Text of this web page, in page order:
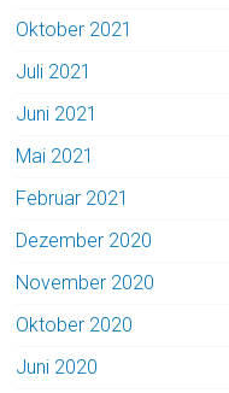
Oktober 2021
Juli 2021
Juni 2021
Mai 2021
Februar 2021
Dezember 2020
November 2020
Oktober 2020
Juni 2020